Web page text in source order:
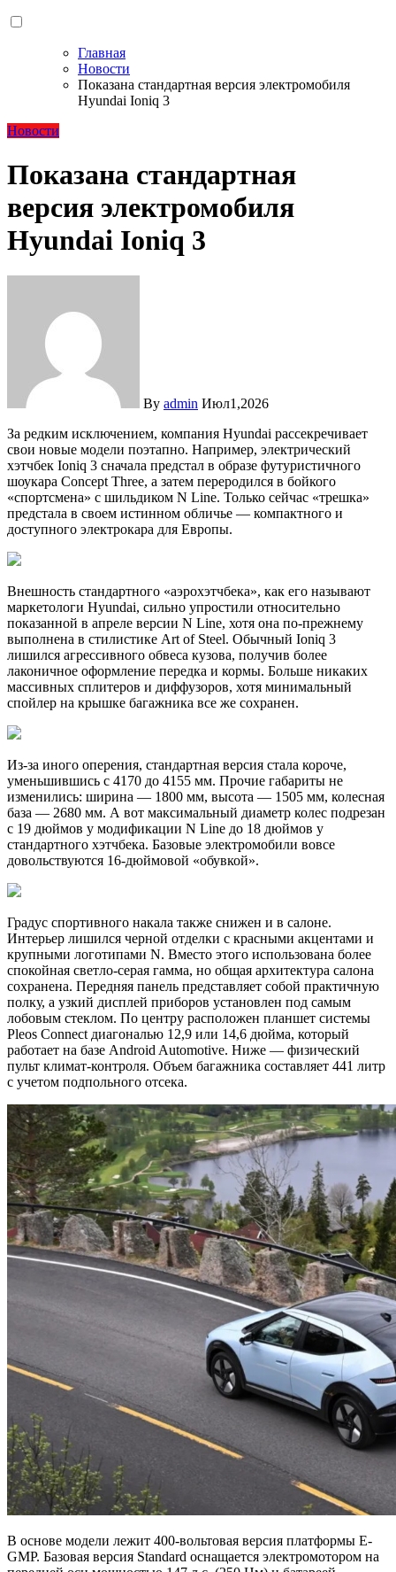
Главная
Новости
Показана стандартная версия электромобиля
Hyundai Ioniq 3
Новости
Показана стандартная
версия электромобиля
Hyundai Ioniq 3
By admin Июл1,2026
За редким исключением, компания Hyundai рассекречивает
свои новые модели поэтапно. Например, электрический
хэтчбек Ioniq 3 сначала предстал в образе футуристичного
шоукара Concept Three, а затем переродился в бойкого
«спортсмена» с шильдиком N Line. Только сейчас «трешка»
предстала в своем истинном обличье — компактного и
доступного электрокара для Европы.
Внешность стандартного «аэрохэтчбека», как его называют
маркетологи Hyundai, сильно упростили относительно
показанной в апреле версии N Line, хотя она по-прежнему
выполнена в стилистике Art of Steel. Обычный Ioniq 3
лишился агрессивного обвеса кузова, получив более
лаконичное оформление передка и кормы. Больше никаких
массивных сплитеров и диффузоров, хотя минимальный
спойлер на крышке багажника все же сохранен.
Из-за иного оперения, стандартная версия стала короче,
уменьшившись с 4170 до 4155 мм. Прочие габариты не
изменились: ширина — 1800 мм, высота — 1505 мм, колесная
база — 2680 мм. А вот максимальный диаметр колес подрезан
с 19 дюймов у модификации N Line до 18 дюймов у
стандартного хэтчбека. Базовые электромобили вовсе
довольствуются 16-дюймовой «обувкой».
Градус спортивного накала также снижен и в салоне.
Интерьер лишился черной отделки с красными акцентами и
крупными логотипами N. Вместо этого использована более
спокойная светло-серая гамма, но общая архитектура салона
сохранена. Передняя панель представляет собой практичную
полку, а узкий дисплей приборов установлен под самым
лобовым стеклом. По центру расположен планшет системы
Pleos Connect диагональю 12,9 или 14,6 дюйма, который
работает на базе Android Automotive. Ниже — физический
пульт климат-контроля. Объем багажника составляет 441 литр
с учетом подпольного отсека.
В основе модели лежит 400-вольтовая версия платформы E-
GMP. Базовая версия Standard оснащается электромотором на